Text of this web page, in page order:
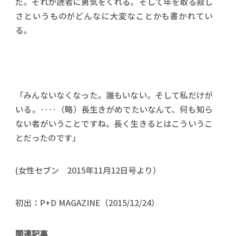
さというものがどんなに大変なことかも書かれてい
る。
「みんないなくなった。誰もいない。そして私だけが
いる。‥‥（略）長生きがめでたいなんて、何も知ら
ない者がいうことですね。長く生きるとはこういうこ
とだったのです」
(女性セブン 2015年11月12日号より）
初出：P+D MAGAZINE（2015/12/24）
関連記事